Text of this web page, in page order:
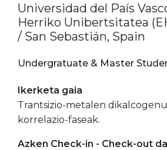
Universidad del País
Herriko Unibertsitatea
/ San Sebastián, Spain
Undergratuate & Master
Ikerketa gaia
Trantsizio-metalen
korrelazio-faseak.
Azken Check-in - Check-out